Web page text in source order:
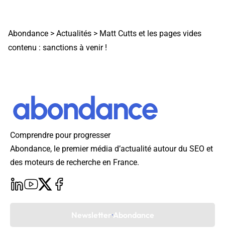
Abondance > Actualités > Matt Cutts et les pages vides
contenu : sanctions à venir !
Comprendre pour progresser
Abondance, le premier média d’actualité autour du SEO et
des moteurs de recherche en France.
Newsletter Abondance